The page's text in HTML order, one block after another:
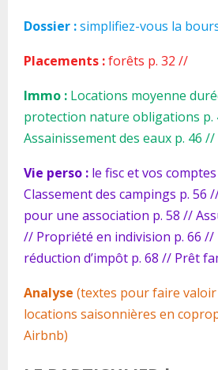
Dossier :simplifiez-vous la
Placements :forêts p. 32 //
Immo : Locations moyenne
protection nature obligations p.
Assainissement des eaux p. 46 //
Vie perso : le fisc et vos
Classement des campings p. 56
pour une association p. 58 //
// Propriété en indivision p. 66
réduction d’impôt p. 68 // Prêt
Analyse (textes pour faire valoir
locations saisonnières en
Airbnb)